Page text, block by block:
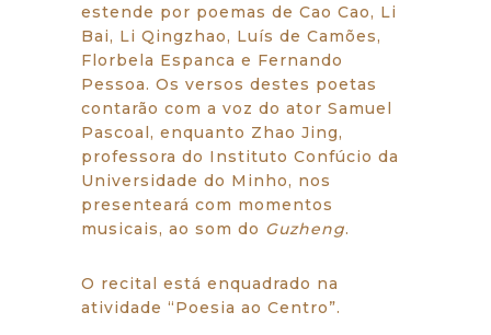
estende por poemas de Cao Cao, Li
Bai, Li Qingzhao, Luís de Camões,
Florbela Espanca e Fernando
Pessoa. Os versos destes poetas
contarão com a voz do ator Samuel
Pascoal, enquanto Zhao Jing,
professora do Instituto Confúcio da
Universidade do Minho, nos
presenteará com momentos
musicais, ao som do Guzheng.
O recital está enquadrado na
atividade “Poesia ao Centro”.